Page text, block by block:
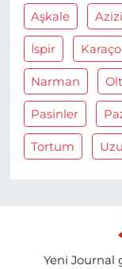
Aşkale
İspir
Narman
Pasinler
Tortum
Yeni Journal